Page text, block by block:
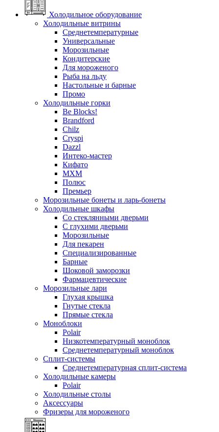
Холодильное оборудование
Холодильные витрины
Среднетемпературные
Универсальные
Морозильные
Кондитерские
Для мороженого
Рыба на льду
Настольные и барные
Промо
Холодильные горки
Be Blocks!
Brandford
Chilz
Cryspi
Dazzl
Интеко-мастер
Кифато
МХМ
Полюс
Премьер
Морозильные бонеты и ларь-бонеты
Холодильные шкафы
Со стеклянными дверьми
С глухими дверьми
Морозильные
Для пекарен
Специализированные
Барные
Шоковой заморозки
Фармацевтические
Морозильные лари
Глухая крышка
Гнутые стекла
Прямые стекла
Моноблоки
Polair
Низкотемпературный моноблок
Среднетемпературный моноблок
Сплит-системы
Среднетемпературная сплит-система
Холодильные камеры
Polair
Холодильные столы
Аксессуары
Фризеры для мороженого